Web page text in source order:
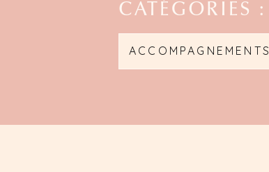
CATÉGORIES :
ACCOMPAGNEMENTS